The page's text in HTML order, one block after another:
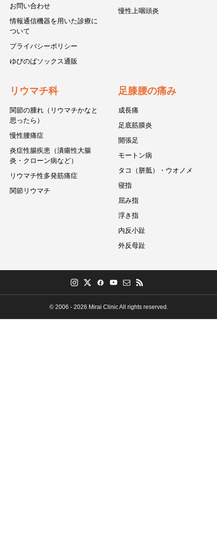
お問い合わせ
情報通信機器を用いた診療に
ついて
プライバシーポリシー
ゆびのばソックス通販
慢性上咽頭炎
リウマチ科
関節の腫れ（リウマチかなと
思ったら）
慢性腰痛症
炎症性腸疾患（潰瘍性大腸
炎・クローン病など）
リウマチ性多発筋痛症
関節リウマチ
足膝腰の痛み
成長痛
足底筋膜炎
開張足
モートン病
タコ（胼胝）・ウオノメ
寝指
屈み指
浮き指
内反小趾
外反母趾
© 2006 - 2026 Mirai Clinic All rights reserved.